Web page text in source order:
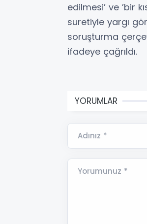
edilmesi’ ve ’bir
suretiyle yargı
soruşturma
ifadeye çağrıldı.
YORUMLAR
Adınız *
Yorumunuz *